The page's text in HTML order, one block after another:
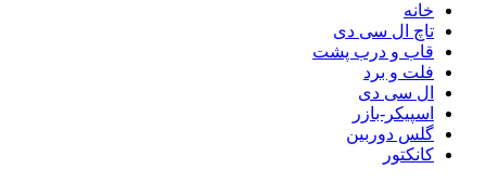
خانه
تاچ ال سی دی
قاب و درب پشت
فلت و برد
ال سی دی
اسپیکر-بازر
گلس دوربین
کانکتور